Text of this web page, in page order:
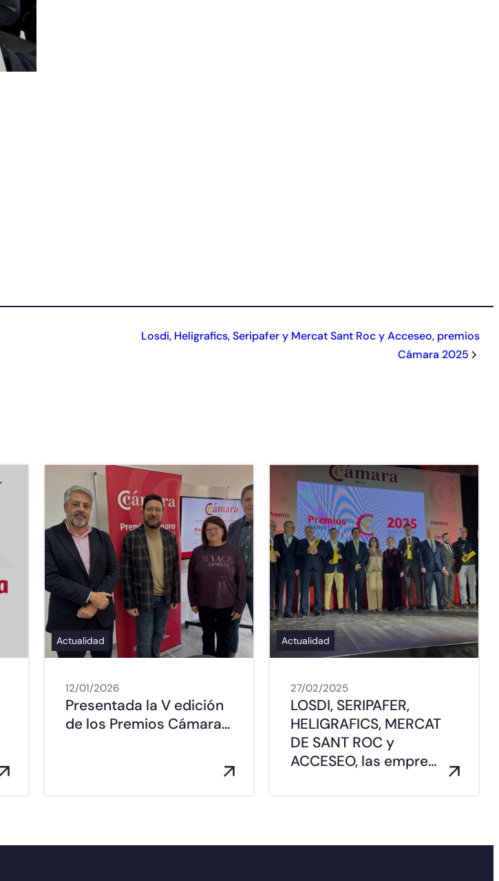
Losdi, Heligrafics, Seripafer y Mercat Sant Roc y Acceseo, premios
Cámara 2025
Actualidad
12/01/2026
Presentada la V edición
de los Premios Cámara…
Actualidad
27/02/2025
LOSDI, SERIPAFER,
HELIGRAFICS, MERCAT
DE SANT ROC y
ACCESEO, las empre…